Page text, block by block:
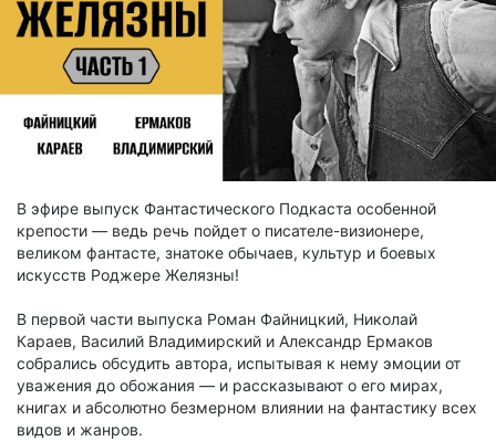
В эфире выпуск Фантастического Подкаста особенной
крепости — ведь речь пойдет о писателе-визионере,
великом фантасте, знатоке обычаев, культур и боевых
искусств Роджере Желязны!
В первой части выпуска Роман Файницкий, Николай
Караев, Василий Владимирский и Александр Ермаков
собрались обсудить автора, испытывая к нему эмоции от
уважения до обожания — и рассказывают о его мирах,
книгах и абсолютно безмерном влиянии на фантастику всех
видов и жанров.